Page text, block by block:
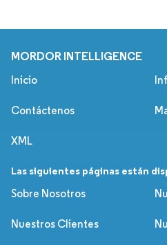
MORDOR INTELLIGENCE
Inicio
Contáctenos
XML
Las siguientes páginas están
Sobre Nosotros
Nuestros Clientes